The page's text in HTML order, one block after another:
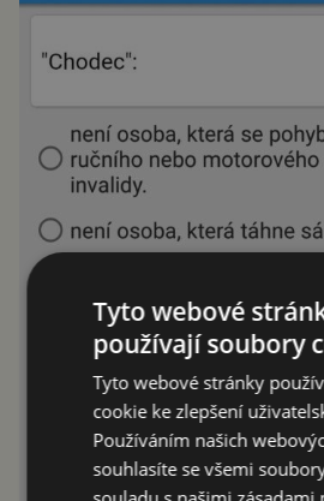
Tyto webové
používají soubory
Tyto webové stránky
cookie ke zlepšení
Používáním našich
souhlasíte se všemi